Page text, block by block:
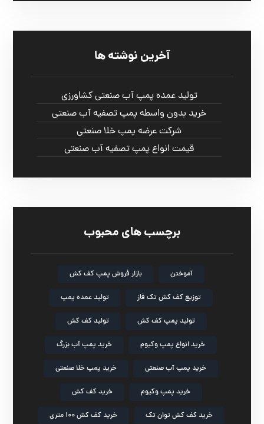
آخرین نوشته ها
تولید عمده پمپ آب صنعتی کشاورزی
خرید بدون واسطه پمپ تصفیه آب صنعتی
شرکت عرضه پمپ خلا صنعتی
قیمت انواع پمپ تصفیه آب صنعتی
برچسب های محبوب
آموختن بازار فروش پمپ کف کش
توزیع کف کش تک فاز تولید عمده پمپ
تولید پمپ کف کش تولید کف کش
خرید انواع پمپ وکیوم خرید پمپ آب بزرگ
خرید پمپ آب صنعتی خرید پمپ خلا صنعتی
خرید پمپ وکیوم خرید کف کش
خرید کف کش توان تک خرید کف کش ۱۰۰ متری